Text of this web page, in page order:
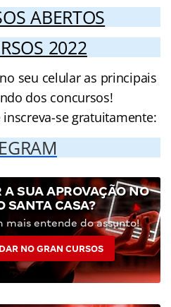
ABERTOS
2022
seu celular as principais
dos concursos!
se gratuitamente:
A SUA APROVAÇÃO NO
SANTA CASA?
mais entende do assunto!
NO GRAN CURSOS